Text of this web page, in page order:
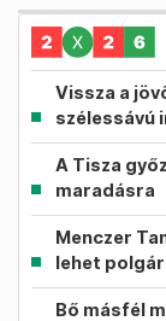
Vissza a
szélessávú
A Tisza
maradásra
Menczer
lehet
Bő másfél